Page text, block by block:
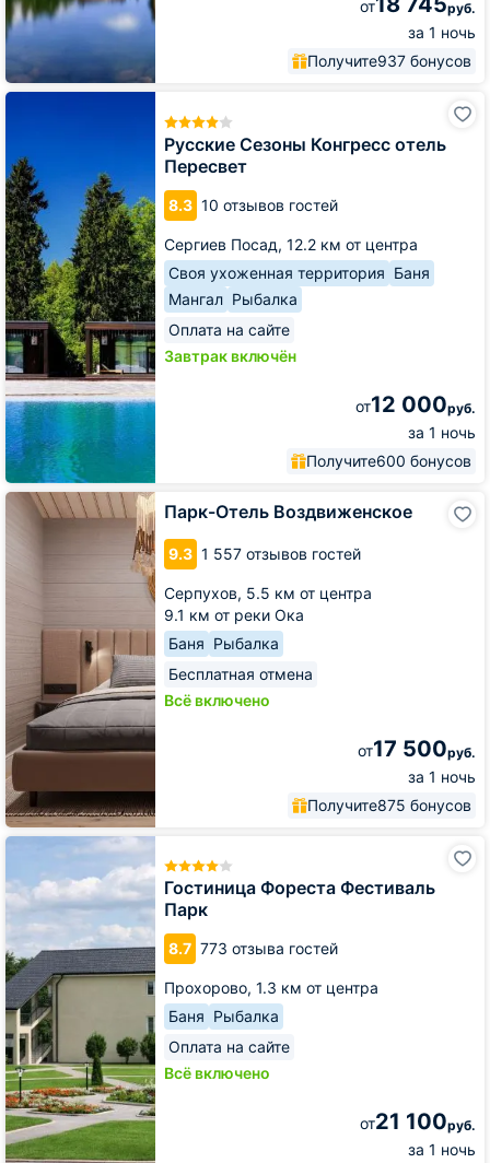
от руб.
за 1 ночь
Получите937 бонусов
Русские Сезоны Конгресс отель
Пересвет
8.3 10 отзывов гостей
Сергиев Посад, 12.2 км от центра
Своя ухоженная территория Баня
Мангал Рыбалка
Оплата на сайте
Завтрак включён
от12 000руб.
за 1 ночь
Получите600 бонусов
Русские
отель
Пересвет
Парк-Отель Воздвиженское
9.3 1 557 отзывов гостей
Серпухов, 5.5 км от центра
9.1 км от реки Ока
Баня Рыбалка
Бесплатная отмена
Всё включено
от17 500руб.
за 1 ночь
Получите875 бонусов
Парк-
Отель
Гостиница Фореста Фестиваль
Парк
8.7 773 отзыва гостей
Прохорово, 1.3 км от центра
Баня Рыбалка
Оплата на сайте
Всё включено
от21 100руб.
за 1 ночь
Гостиница
Фестиваль
Парк